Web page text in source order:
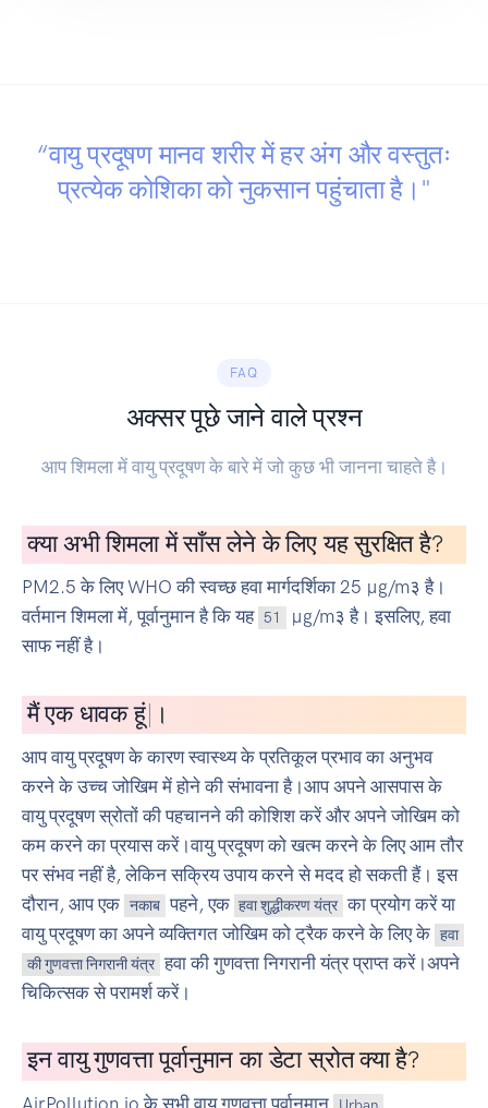
“वायु प्रदूषण मानव शरीर में हर अंग और वस्तुतः
प्रत्येक कोशिका को नुकसान पहुंचाता है।"
FAQ
अक्सर पूछे जाने वाले प्रश्न
आप शिमला में वायु प्रदूषण के बारे में जो कुछ भी जानना चाहते है।
क्या अभी शिमला में साँस लेने के लिए यह सुरक्षित है?
PM2.5 के लिए WHO की स्वच्छ हवा मार्गदर्शिका 25 μg/m३ है।
वर्तमान शिमला में, पूर्वानुमान है कि यह 51
μg/m३ है। इसलिए, हवा
साफ नहीं है।
मैंएक धावक|।
आप वायु प्रदूषण के कारण स्वास्थ्य के प्रतिकूल प्रभाव का अनुभव
करने के उच्च जोखिम में होने की संभावना है।आप अपने आसपास के
वायु प्रदूषण स्रोतों की पहचानने की कोशिश करें और अपने जोखिम को
कम करने का प्रयास करें।वायु प्रदूषण को खत्म करने के लिए आम तौर
पर संभव नहीं है, लेकिन सक्रिय उपाय करने से मदद हो सकती हैं। इस
दौरान, आप एक नकाब पहने, एक हवा शुद्धीकरण यंत्र का प्रयोग करें या
वायु प्रदूषण का अपने व्यक्तिगत जोखिम को ट्रैक करने के लिए के हवा
की गुणवत्ता निगरानी यंत्र हवा की गुणवत्ता निगरानी यंत्र प्राप्त करें।अपने
चिकित्सक से परामर्श करें।
इन वायु गुणवत्ता पूर्वानुमान का डेटा स्रोत क्या है?
AirPollution.io के सभी वायु गुणवत्ता पूर्वानुमान Urban